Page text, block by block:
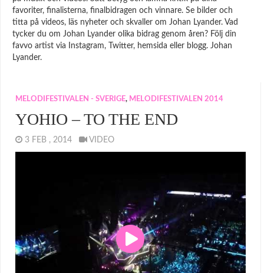
favoriter, finalisterna, finalbidragen och vinnare. Se bilder och
titta på videos, läs nyheter och skvaller om Johan Lyander. Vad
tycker du om Johan Lyander olika bidrag genom åren? Följ din
favvo artist via Instagram, Twitter, hemsida eller blogg. Johan
Lyander.
MELODIFESTIVALEN - SVERIGE, MELODIFESTIVALEN 2014
YOHIO – TO THE END
3 FEB , 2014 VIDEO